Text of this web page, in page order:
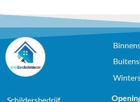
Schildersbedrijf